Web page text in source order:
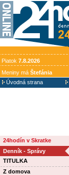
Piatok 7.8.2026
Meniny má Štefánia
Úvodná strana
24hodín v Skratke
Denník - Správy
TITULKA
Z domova